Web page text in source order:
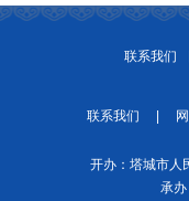
联系我们
联系我们
开办：塔城市人
承